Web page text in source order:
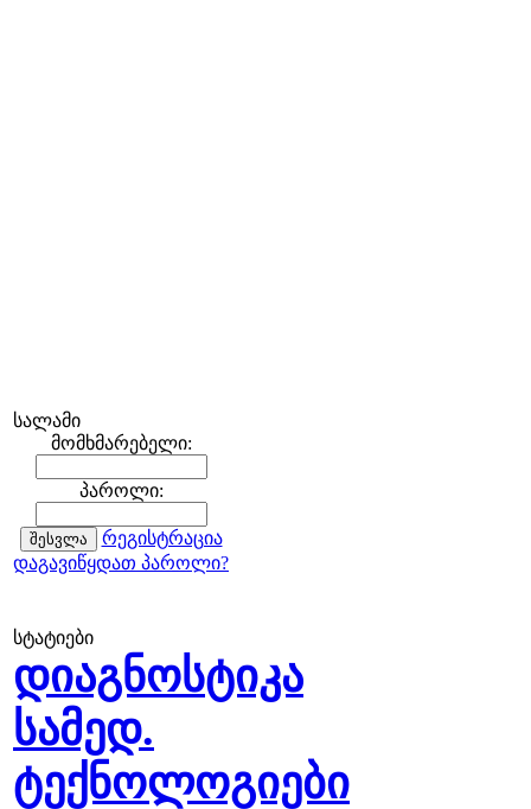
სალამი
მომხმარებელი:
პაროლი:
რეგისტრაცია
დაგავიწყდათ პაროლი?
სტატიები
დიაგნოსტიკა
სამედ.
ტექნოლოგიები